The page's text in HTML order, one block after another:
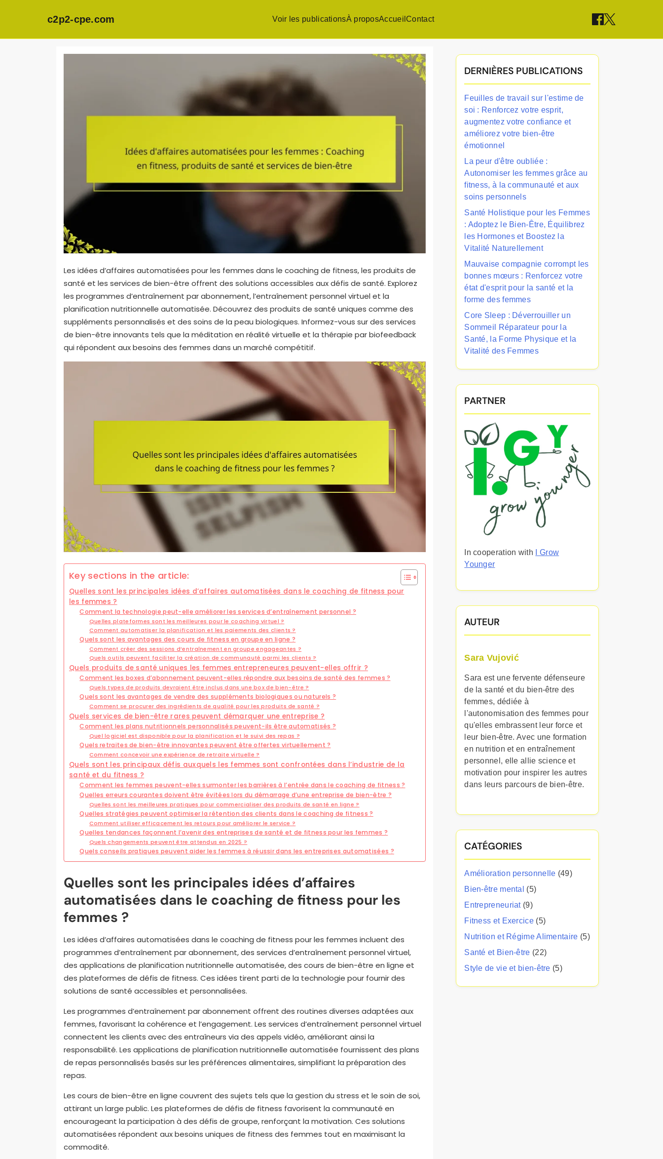
c2p2-cpe.com Voir les publicationsÀ proposAccueilContact
Les idées d’affaires automatisées pour les femmes dans le coaching de fitness, les produits de
santé et les services de bien-être offrent des solutions accessibles aux défis de santé. Explorez
les programmes d’entraînement par abonnement, l’entraînement personnel virtuel et la
planification nutritionnelle automatisée. Découvrez des produits de santé uniques comme des
suppléments personnalisés et des soins de la peau biologiques. Informez-vous sur des services
de bien-être innovants tels que la méditation en réalité virtuelle et la thérapie par biofeedback
qui répondent aux besoins des femmes dans un marché compétitif.
Key sections in the article:
Quelles sont les principales idées d’affaires automatisées dans le coaching de fitness pour
les femmes ?
Comment la technologie peut-elle améliorer les services d’entraînement personnel ?
Quelles plateformes sont les meilleures pour le coaching virtuel ?
Comment automatiser la planification et les paiements des clients ?
Quels sont les avantages des cours de fitness en groupe en ligne ?
Comment créer des sessions d’entraînement en groupe engageantes ?
Quels outils peuvent faciliter la création de communauté parmi les clients ?
Quels produits de santé uniques les femmes entrepreneures peuvent-elles offrir ?
Comment les boxes d’abonnement peuvent-elles répondre aux besoins de santé des femmes ?
Quels types de produits devraient être inclus dans une box de bien-être ?
Quels sont les avantages de vendre des suppléments biologiques ou naturels ?
Comment se procurer des ingrédients de qualité pour les produits de santé ?
Quels services de bien-être rares peuvent démarquer une entreprise ?
Comment les plans nutritionnels personnalisés peuvent-ils être automatisés ?
Quel logiciel est disponible pour la planification et le suivi des repas ?
Quels retraites de bien-être innovantes peuvent être offertes virtuellement ?
Comment concevoir une expérience de retraite virtuelle ?
Quels sont les principaux défis auxquels les femmes sont confrontées dans l’industrie de la
santé et du fitness ?
Comment les femmes peuvent-elles surmonter les barrières à l’entrée dans le coaching de fitness ?
Quelles erreurs courantes doivent être évitées lors du démarrage d’une entreprise de bien-être ?
Quelles sont les meilleures pratiques pour commercialiser des produits de santé en ligne ?
Quelles stratégies peuvent optimiser la rétention des clients dans le coaching de fitness ?
Comment utiliser efficacement les retours pour améliorer le service ?
Quelles tendances façonnent l’avenir des entreprises de santé et de fitness pour les femmes ?
Quels changements peuvent être attendus en 2025 ?
Quels conseils pratiques peuvent aider les femmes à réussir dans les entreprises automatisées ?
Quelles sont les principales idées d’affaires
automatisées dans le coaching de fitness pour les
femmes ?
Les idées d’affaires automatisées dans le coaching de fitness pour les femmes incluent des
programmes d’entraînement par abonnement, des services d’entraînement personnel virtuel,
des applications de planification nutritionnelle automatisée, des cours de bien-être en ligne et
des plateformes de défis de fitness. Ces idées tirent parti de la technologie pour fournir des
solutions de santé accessibles et personnalisées.
Les programmes d’entraînement par abonnement offrent des routines diverses adaptées aux
femmes, favorisant la cohérence et l’engagement. Les services d’entraînement personnel virtuel
connectent les clients avec des entraîneurs via des appels vidéo, améliorant ainsi la
responsabilité. Les applications de planification nutritionnelle automatisée fournissent des plans
de repas personnalisés basés sur les préférences alimentaires, simplifiant la préparation des
repas.
Les cours de bien-être en ligne couvrent des sujets tels que la gestion du stress et le soin de soi,
attirant un large public. Les plateformes de défis de fitness favorisent la communauté en
encourageant la participation à des défis de groupe, renforçant la motivation. Ces solutions
automatisées répondent aux besoins uniques de fitness des femmes tout en maximisant la
commodité.
DERNIÈRES PUBLICATIONS
Feuilles de travail sur l'estime de
soi : Renforcez votre esprit,
augmentez votre confiance et
améliorez votre bien-être
émotionnel
La peur d'être oubliée :
Autonomiser les femmes grâce au
fitness, à la communauté et aux
soins personnels
Santé Holistique pour les Femmes
: Adoptez le Bien-Être, Équilibrez
les Hormones et Boostez la
Vitalité Naturellement
Mauvaise compagnie corrompt les
bonnes mœurs : Renforcez votre
état d'esprit pour la santé et la
forme des femmes
Core Sleep : Déverrouiller un
Sommeil Réparateur pour la
Santé, la Forme Physique et la
Vitalité des Femmes
PARTNER
In cooperation with
I Grow
Younger
AUTEUR
Sara Vujović
Sara est une fervente défenseure
de la santé et du bien-être des
femmes, dédiée à
l'autonomisation des femmes pour
qu'elles embrassent leur force et
leur bien-être. Avec une formation
en nutrition et en entraînement
personnel, elle allie science et
motivation pour inspirer les autres
dans leurs parcours de bien-être.
CATÉGORIES
Amélioration personnelle (49)
Bien-être mental
(5)
Entrepreneuriat(9)
Fitness et Exercice (5)
Nutrition et Régime Alimentaire (5)
Santé et Bien-être (22)
Style de vie et bien-être (5)